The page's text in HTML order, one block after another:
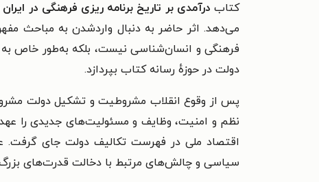
کتاب درآمدی بر تاریخ برنامه ریزی فرهنگی در
می‌دهد. اثر حاضر به دنبال وارد‌شدن به مباحث
فرهنگی و انسان‌شناسی نیست، بلکه به‌طور خاص به
دولت در حوزهٔ رسانه کتاب بپردازد.
پس از وقوع انقلاب مشروطیت و تشکیل دولت
نظم و امنیت، وظایف و مسئولیت‌های جدیدی را
اقتصاد ملی در فهرست تکالیف دولت جای گرفت.
سیاسی و چالش‌های مرتبط با دخالت قدرت‌های